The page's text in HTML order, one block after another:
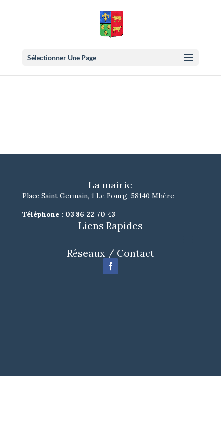
Sélectionner Une Page
La mairie
Place Saint Germain, 1 Le Bourg, 58140 Mhère
Téléphone : 03 86 22 70 43
Liens Rapides
Réseaux / Contact